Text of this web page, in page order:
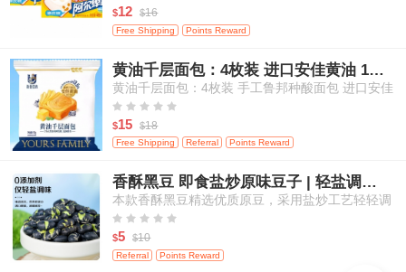
$12 $16
Free Shipping Points Reward
黄油千层面包：4枚装 进口安佳黄油 17小时鲁邦种发酵
黄油千层面包：4枚装 手工鲁邦种酸面包 进口安佳
黄油 17小时自然发酵
    
$15 $18
Free Shipping Referral Points Reward
香酥黑豆 即食盐炒原味豆子 | 轻盐调味 | 零添加剂 | 高蛋白健康休闲零食 | 200g
本款香酥黑豆精选优质原豆，采用盐炒工艺轻轻调
味，不添加任何人工添加剂，保留食材本真滋味。
每一颗黑豆酥脆可口，营养丰富，高蛋白、高纤
维，适合追求健康饮食的您。即开即食，轻松满足
日常嘴馋与营养补给需求，适合居家、办公、外出
    
$5 $10
Referral Points Reward